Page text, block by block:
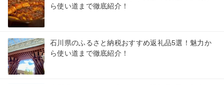
ら使い道まで徹底紹介！
石川県のふるさと納税おすすめ返礼品5選！魅力か
ら使い道まで徹底紹介！